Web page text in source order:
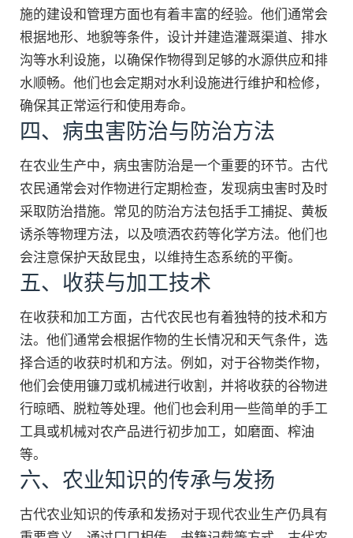
施的建设和管理方面也有着丰富的经验。他们通常会
根据地形、地貌等条件，设计并建造灌溉渠道、排水
沟等水利设施，以确保作物得到足够的水源供应和排
水顺畅。他们也会定期对水利设施进行维护和检修，
确保其正常运行和使用寿命。
四、病虫害防治与防治方法
在农业生产中，病虫害防治是一个重要的环节。古代
农民通常会对作物进行定期检查，发现病虫害时及时
采取防治措施。常见的防治方法包括手工捕捉、黄板
诱杀等物理方法，以及喷洒农药等化学方法。他们也
会注意保护天敌昆虫，以维持生态系统的平衡。
五、收获与加工技术
在收获和加工方面，古代农民也有着独特的技术和方
法。他们通常会根据作物的生长情况和天气条件，选
择合适的收获时机和方法。例如，对于谷物类作物，
他们会使用镰刀或机械进行收割，并将收获的谷物进
行晾晒、脱粒等处理。他们也会利用一些简单的手工
工具或机械对农产品进行初步加工，如磨面、榨油
等。
六、农业知识的传承与发扬
古代农业知识的传承和发扬对于现代农业生产仍具有